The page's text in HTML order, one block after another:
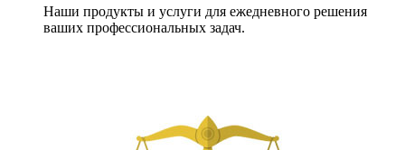
Наши продукты и услуги для ежедневного решения
ваших профессиональных задач.